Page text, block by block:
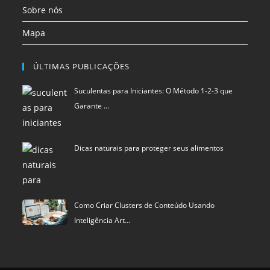
Sobre nós
Mapa
ÚLTIMAS PUBLICAÇÕES
Suculentas para Iniciantes: O Método 1-2-3 que
Garante …
Dicas naturais para proteger seus alimentos
Como Criar Clusters de Conteúdo Usando
Inteligência Art…